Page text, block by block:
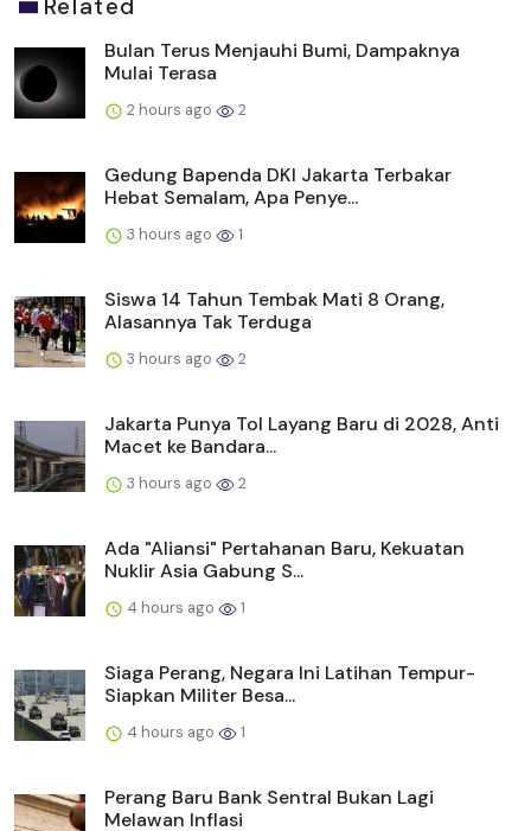
Related
Bulan Terus Menjauhi Bumi, Dampaknya
Mulai Terasa
2 hours ago 2
Gedung Bapenda DKI Jakarta Terbakar
Hebat Semalam, Apa Penye...
3 hours ago 1
Siswa 14 Tahun Tembak Mati 8 Orang,
Alasannya Tak Terduga
3 hours ago 2
Jakarta Punya Tol Layang Baru di 2028, Anti
Macet ke Bandara...
3 hours ago 2
Ada "Aliansi" Pertahanan Baru, Kekuatan
Nuklir Asia Gabung S...
4 hours ago 1
Siaga Perang, Negara Ini Latihan Tempur-
Siapkan Militer Besa...
4 hours ago 1
Perang Baru Bank Sentral Bukan Lagi
Melawan Inflasi